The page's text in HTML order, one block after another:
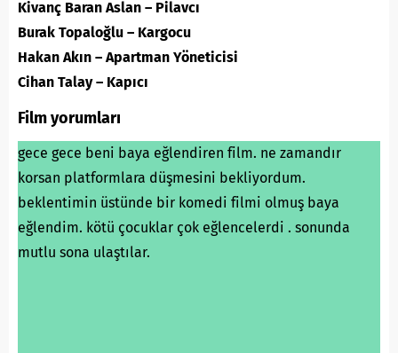
Kivanç Baran Aslan – Pilavcı
Burak Topaloğlu – Kargocu
Hakan Akın – Apartman Yöneticisi
Cihan Talay – Kapıcı
Film yorumları
gece gece beni baya eğlendiren film. ne zamandır
korsan platformlara düşmesini bekliyordum.
beklentimin üstünde bir komedi filmi olmuş baya
eğlendim. kötü çocuklar çok eğlencelerdi . sonunda
mutlu sona ulaştılar.